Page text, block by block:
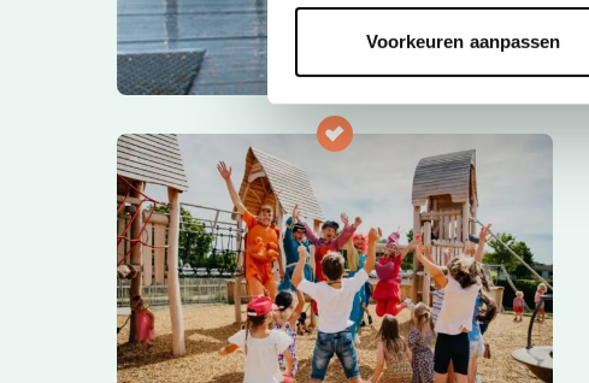
Voorkeuren aanpassen